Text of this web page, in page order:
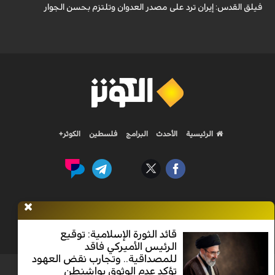
فيلق القدس: إيران ترد على مصدر العدوان وتلتزم بحسن الجوار
قائد الثورة الإسلامية: توقيع
الرئيس الأميركي فاقد
للمصداقية.. وتجارب نقض العهود
تؤكد عدم الوثوق بواشنطن
الرئيسية الأحدث البرامج فلسطين الكوثر+
جميع الحقوق محفوظة